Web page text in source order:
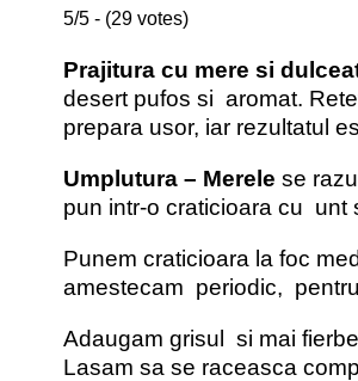
5/5 - (29 votes)
Prajitura cu mere si
desert pufos si aromat.
prepara usor, iar rezultatul
Umplutura – Merele se
pun intr-o craticioara cu unt
Punem craticioara la foc
amestecam periodic,
Adaugam grisul si mai
Lasam sa se raceasca